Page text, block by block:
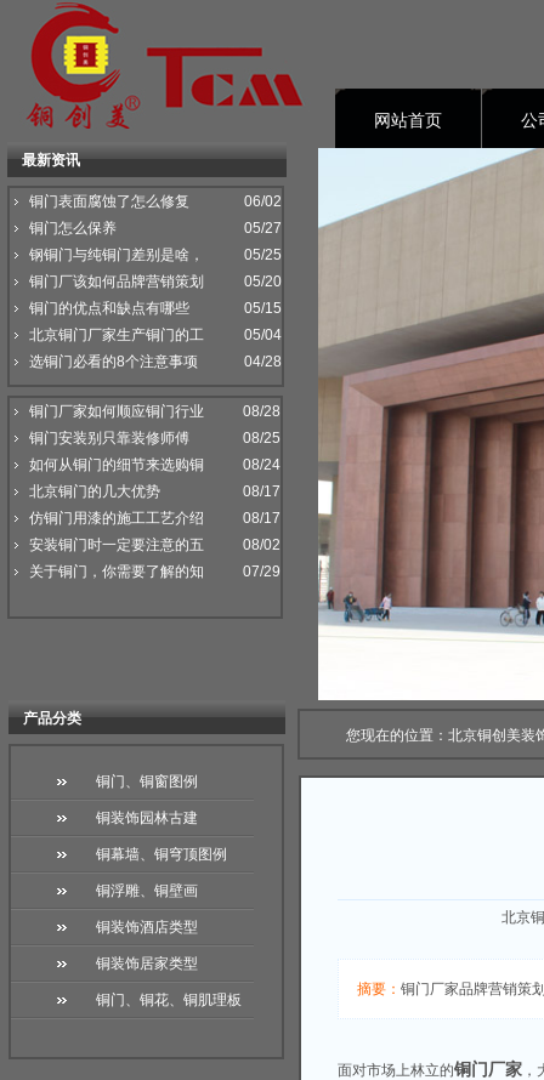
网站首页 公
资料下载
06/02
铜门表面腐蚀了怎么修复
05/27
铜门怎么保养
05/25
钢铜门与纯铜门差别是啥，
05/20
铜门厂该如何品牌营销策划
05/15
铜门的优点和缺点有哪些
05/04
北京铜门厂家生产铜门的工
04/28
选铜门必看的8个注意事项
最新资讯
08/28
铜门厂家如何顺应铜门行业
08/25
铜门安装别只靠装修师傅
08/24
如何从铜门的细节来选购铜
08/17
北京铜门的几大优势
08/17
仿铜门用漆的施工工艺介绍
08/02
安装铜门时一定要注意的五
07/29
关于铜门，你需要了解的知
您现在的位置： 北京铜创美装
北京
摘要： 铜门厂家品牌营销策
面对市场上林立的铜门厂家
产品分类
铜门、铜窗图例
铜装饰园林古建
铜幕墙、铜穹顶图例
铜浮雕、铜壁画
铜装饰酒店类型
铜装饰居家类型
铜门、铜花、铜肌理板